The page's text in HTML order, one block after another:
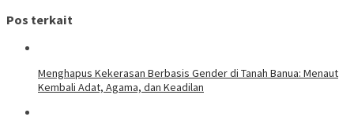
Pos terkait
Menghapus Kekerasan Berbasis Gender di Tanah Banua: Menaut
Kembali Adat, Agama, dan Keadilan